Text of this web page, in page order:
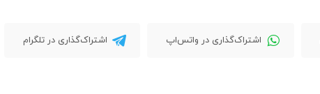
اشتراک‌گذاری در واتس‌اپ اشتراک‌گذاری در تلگرام